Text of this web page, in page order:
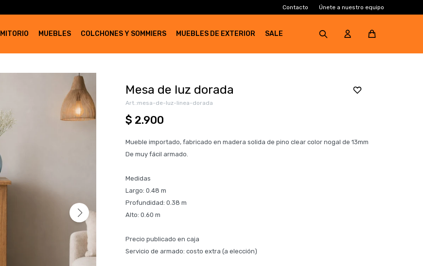
MUEBLES COLCHONES Y SOMMIERS MUEBLES DE EXTERIOR SALE
Contacto Únete a nuestro equipo
Mesa de luz dorada
mesa-de-luz-linea-dorada
$ 2.900
Mueble importado, fabricado en madera solida de pino clear color nogal de 13mm
De muy fácil armado.
Medidas
Largo: 0.48 m
Profundidad: 0.38 m
Alto: 0.60 m
Precio publicado en caja
Servicio de armado: costo extra (a elección)